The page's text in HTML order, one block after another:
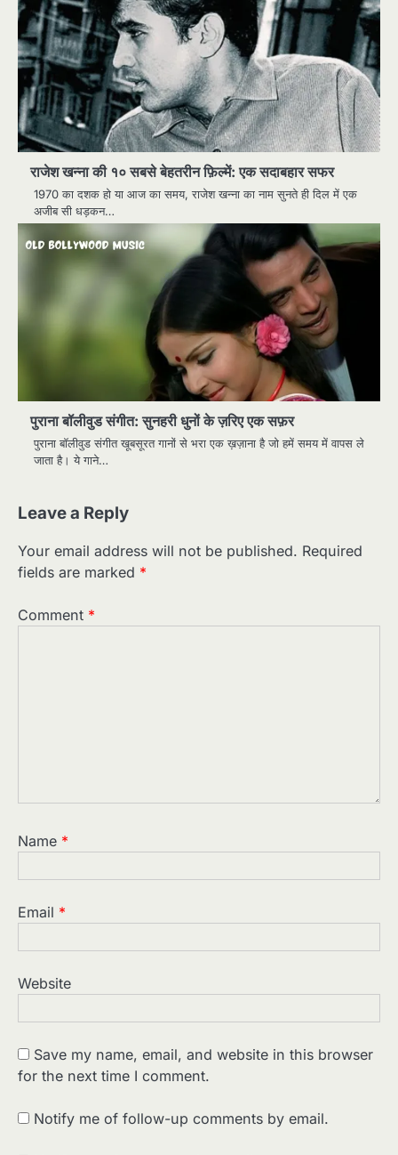
राजेश खन्ना की १० सबसे बेहतरीन फ़िल्में: एक सदाबहार सफर
1970 का दशक हो या आज का समय, राजेश खन्ना का नाम सुनते ही दिल में एक
अजीब सी धड़कन…
पुराना बॉलीवुड संगीत: सुनहरी धुनों के ज़रिए एक सफ़र
पुराना बॉलीवुड संगीत खूबसूरत गानों से भरा एक ख़ज़ाना है जो हमें समय में वापस ले
जाता है। ये गाने…
Leave a Reply
Your email address will not be published. Required
fields are marked *
Comment *
Name *
Email *
Website
Save my name, email, and website in this browser
for the next time I comment.
Notify me of follow-up comments by email.
2
पसीने और खून से लिखी गई मूक सिनेमा की कहानी: